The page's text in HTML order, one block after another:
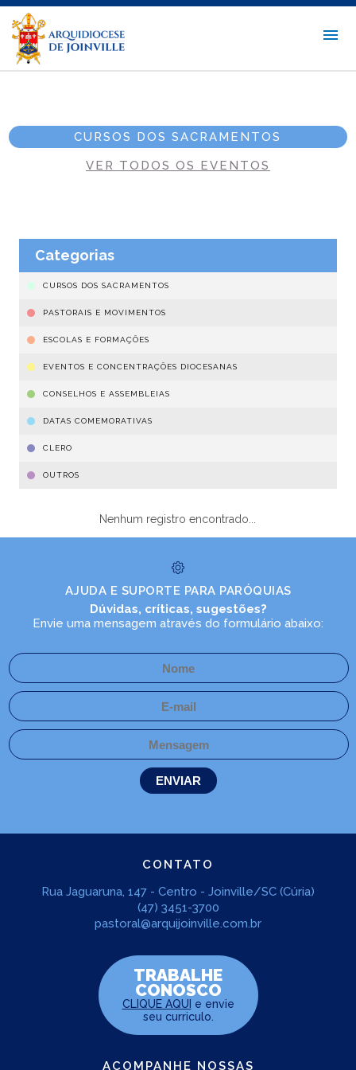
CURSOS DOS SACRAMENTOS
VER TODOS OS EVENTOS
Categorias
CURSOS DOS SACRAMENTOS
PASTORAIS E MOVIMENTOS
ESCOLAS E FORMAÇÕES
EVENTOS E CONCENTRAÇÕES DIOCESANAS
CONSELHOS E ASSEMBLEIAS
DATAS COMEMORATIVAS
CLERO
OUTROS
Nenhum registro encontrado...
AJUDA E SUPORTE PARA PARÓQUIAS
Dúvidas, críticas, sugestões?
Envie uma mensagem através do formulário abaixo:
CONTATO
Rua Jaguaruna, 147 - Centro - Joinville/SC (Cúria)
(47) 3451-3700
pastoral@arquijoinville.com.br
TRABALHE
CONOSCO
CLIQUE AQUI e envie
seu curriculo.
ACOMPANHE NOSSAS